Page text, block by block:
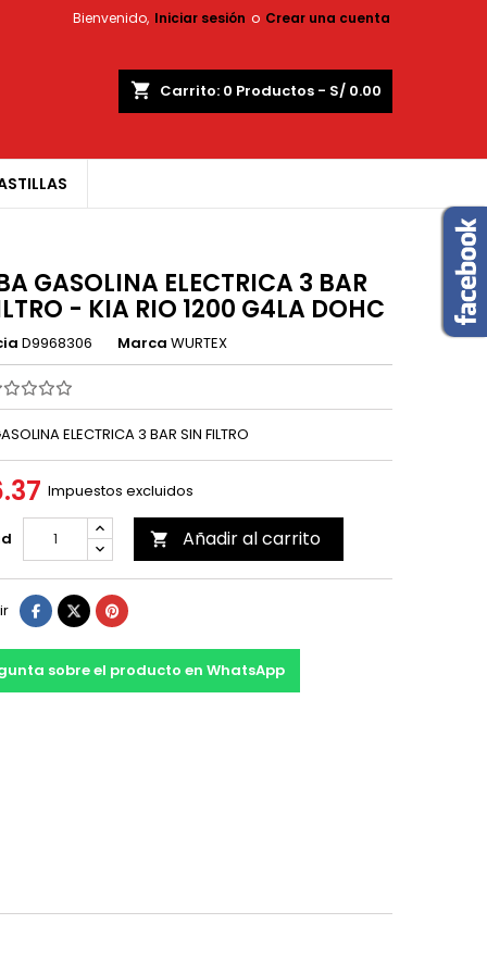
Bienvenido, Iniciar sesión o Crear una cuenta
shopping_cart Carrito: 0 Productos - S/ 0.00
GASOLINA ELECTRICA 3 BAR
- KIA RIO 1200 G4LA DOHC
D9968306 Marca WURTEX
ELECTRICA 3 BAR SIN FILTRO
Impuestos excluidos
 Añadir al carrito
sobre el producto en WhatsApp